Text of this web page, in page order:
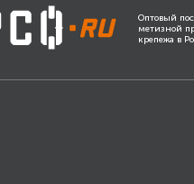
Оптовый
метизной
крепежа в